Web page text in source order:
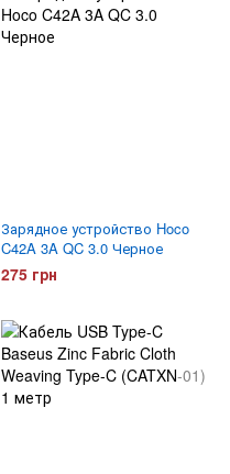
Зарядное устройство Hoco
C42A 3A QC 3.0 Черное
275 грн